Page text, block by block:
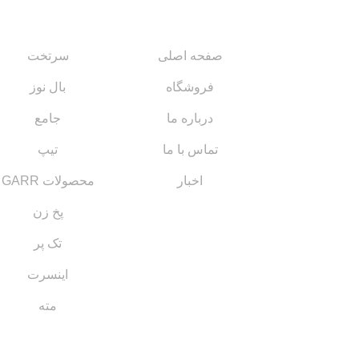
صفحه اصلی
فروشگاه
درباره ما
تماس با ما
اخبار
سرتخت
بال نوز
جامع
تیپ
محصولات GARR
پخ زن
تک پر
اینسرت
مته